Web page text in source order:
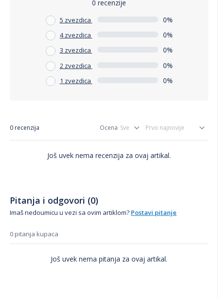
0 recenzije
5 zvezdica 0%
4 zvezdica 0%
3 zvezdica 0%
2 zvezdica 0%
1 zvezdica 0%
0 recenzija Ocena
Još uvek nema recenzija za ovaj artikal.
Pitanja i odgovori (0)
Imaš nedoumicu u vezi sa ovim artiklom? Postavi pitanje
0 pitanja kupaca
Još uvek nema pitanja za ovaj artikal.